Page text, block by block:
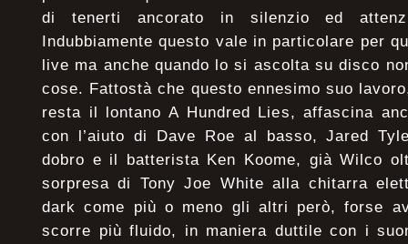
di tenerti ancorato in silenzio ed
Indubbiamente questo vale in particolare per
live ma anche quando lo si ascolta su disco
cose. Fattostà che questo ennesimo suo
resta il lontano A Hundred Lies, affascina
con l’aiuto di Dave Roe al basso, Jared
dobro e il batterista Ken Koome, già Wilco
sorpresa di Tony Joe White alla chitarra
dark come più o meno gli altri però, forse
scorre più fluido, in maniera duttile con i